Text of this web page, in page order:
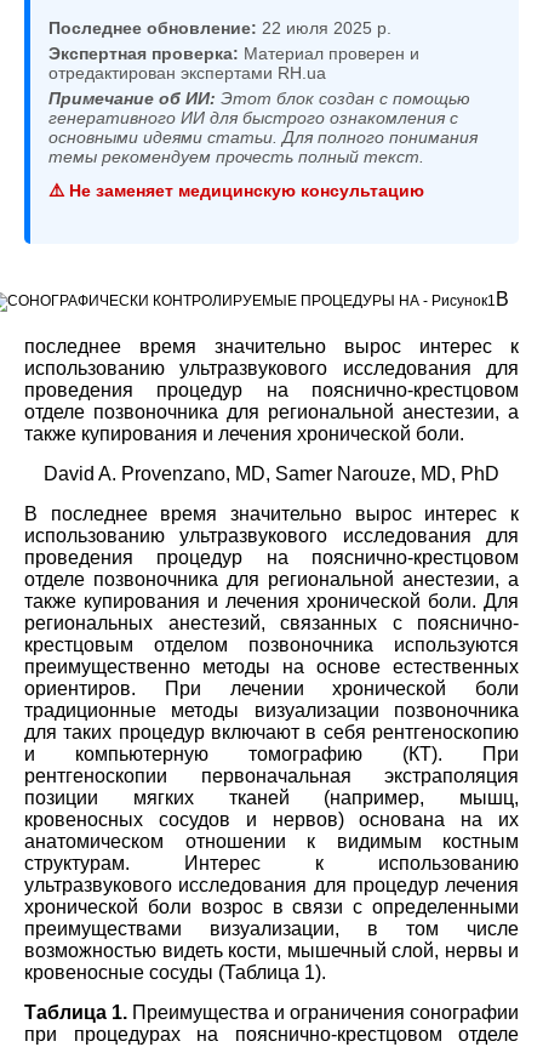
Последнее обновление: 22 июля 2025 р.
Экспертная проверка: Материал проверен и
отредактирован экспертами RH.ua
Примечание об ИИ: Этот блок создан с помощью
генеративного ИИ для быстрого ознакомления с
основными идеями статьи. Для полного понимания
темы рекомендуем прочесть полный текст.
⚠️ Не заменяет медицинскую консультацию
В
последнее время значительно вырос интерес к
использованию ультразвукового исследования для
проведения процедур на пояснично-крестцовом
отделе позвоночника для региональной анестезии, а
также купирования и лечения хронической боли.
David A. Provenzano, MD, Samer Narouze, MD, PhD
В последнее время значительно вырос интерес к
использованию ультразвукового исследования для
проведения процедур на пояснично-крестцовом
отделе позвоночника для региональной анестезии, а
также купирования и лечения хронической боли. Для
региональных анестезий, связанных с пояснично-
крестцовым отделом позвоночника используются
преимущественно методы на основе естественных
ориентиров. При лечении хронической боли
традиционные методы визуализации позвоночника
для таких процедур включают в себя рентгеноскопию
и компьютерную томографию (КТ). При
рентгеноскопии первоначальная экстраполяция
позиции мягких тканей (например, мышц,
кровеносных сосудов и нервов) основана на их
анатомическом отношении к видимым костным
структурам. Интерес к использованию
ультразвукового исследования для процедур лечения
хронической боли возрос в связи с определенными
преимуществами визуализации, в том числе
возможностью видеть кости, мышечный слой, нервы и
кровеносные сосуды (Таблица 1).
Таблица 1. Преимущества и ограничения сонографии
при процедурах на пояснично-крестцовом отделе